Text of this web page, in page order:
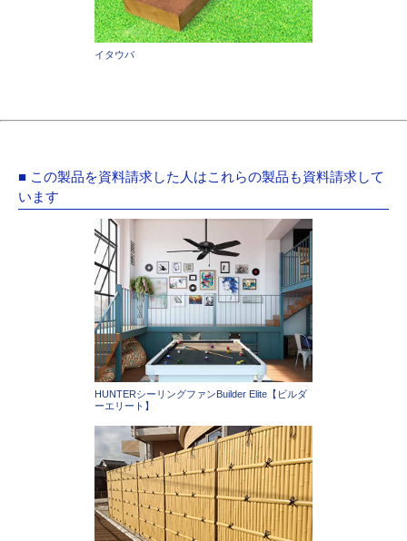
イタウバ
■ この製品を資料請求した人はこれらの製品も資料請求して
います
HUNTERシーリングファンBuilder Elite【ビルダ
ーエリート】